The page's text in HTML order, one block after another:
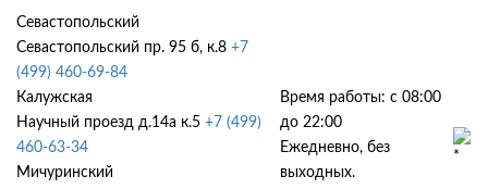
Севастопольский
Севастопольский пр. 95 б, к.8 +7
(499) 460-69-84
Калужская
Научный проезд д.14а к.5 +7 (499)
460-63-34
Мичуринский
Время работы: с 08:00
до 22:00
Ежедневно, без
выходных.